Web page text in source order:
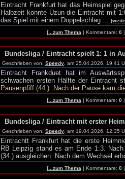
Eintracht Frankfurt hat das Heimspiel
Halbzeit konnte Uzun die Eintracht mit
das Spiel mit einem Doppelschlag ...
[...zum Thema | Kommentare: 0
Bundesliga / Eintracht spielt 1: 1 in
Geschrieben von: Speedy , am 25.04.2026, 19:41
Eintracht Frankduet hat im
schwachen ersten Hälfte der Eintracht
Pausenpfiff (44.). Nach der Pause kam
[...zum Thema | Kommentare: 0
Bundesliga / Eintracht mit erster
Geschrieben von: Speedy , am 19.04.2026, 12:35
Eintrachtt Frankfurt hat die erste
RB Leipzig stand es am Ende 1:3.
(34.) ausgleichen. Nach dem Wechsel
[...zum Thema | Kommentare: 0